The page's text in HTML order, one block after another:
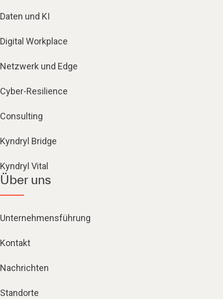
Daten und KI
Digital Workplace
Netzwerk und Edge
Cyber-Resilience
Consulting
Kyndryl Bridge
Kyndryl Vital
Über uns
Unternehmensführung
Kontakt
Nachrichten
Standorte